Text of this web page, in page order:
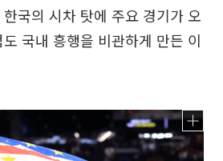
국의 시차 탓에 주요 경기가 오
국내 흥행을 비관하게 만든 이